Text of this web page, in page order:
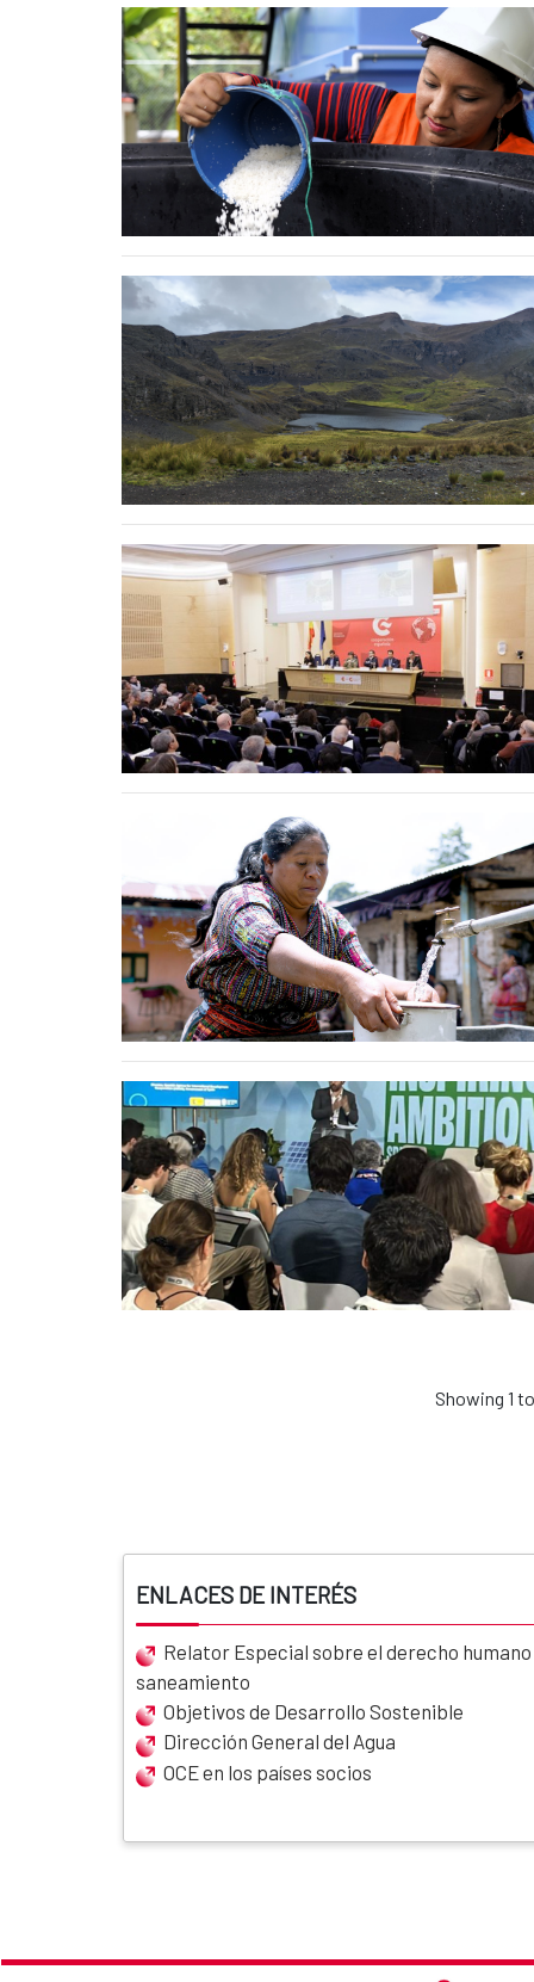
Showing 1
ENLACES DE INTERÉS
Relator Especial sobre el derecho
saneamiento
Objetivos de Desarrollo Sostenible
Dirección General del Agua
OCE en los países socios